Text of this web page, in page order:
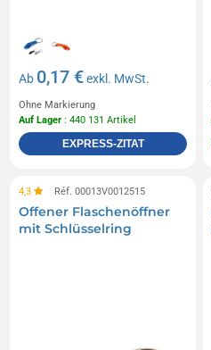
Ab 0,17 €exkl. MwSt.
Ohne Markierung
Auf Lager : 440 131 Artikel
EXPRESS-ZITAT
4,3 Réf. 00013V0012515
Offener Flaschenöffner
mit Schlüsselring